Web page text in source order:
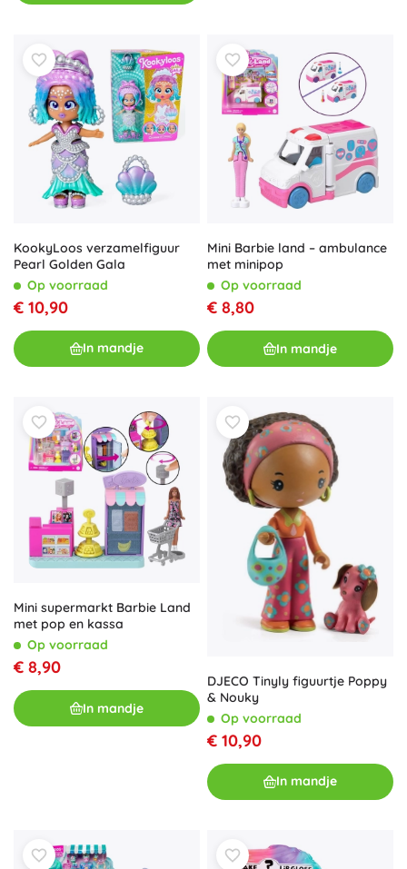
KookyLoos verzamelfiguur
Pearl Golden Gala
Op voorraad
€ 10,90
In mandje
Mini Barbie land – ambulance
met minipop
Op voorraad
€ 8,80
In mandje
Mini supermarkt Barbie Land
met pop en kassa
Op voorraad
€ 8,90
In mandje
DJECO Tinyly figuurtje Poppy
& Nouky
Op voorraad
€ 10,90
In mandje